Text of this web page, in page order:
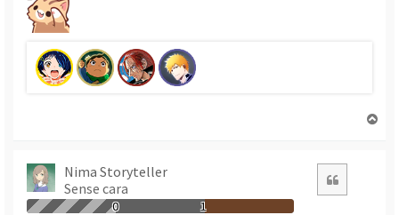
Nima Storyteller
Sense cara
0 1